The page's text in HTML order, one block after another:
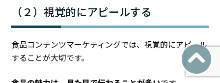
（２）視覚的にアピールする
食品コンテンツマーケティングでは、視覚的にアピール
することが大切です。